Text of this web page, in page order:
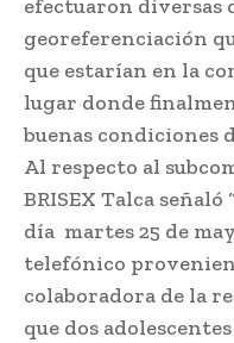
efectuaron diversas
georeferenciación
que estarían en la
lugar donde
buenas condiciones
Al respecto al
BRISEX Talca
día martes 25 de
telefónico
colaboradora de la
que dos